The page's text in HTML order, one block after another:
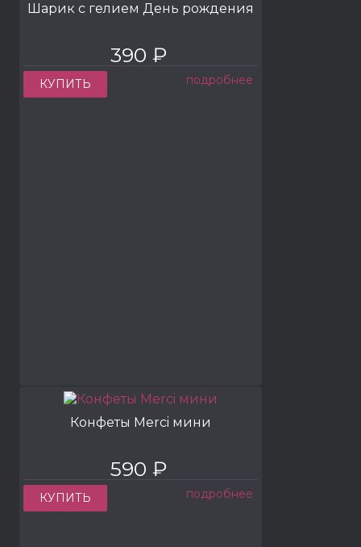
Шарик с гелием День рождения
390 ₽
КУПИТЬ подробнее
Конфеты Merci мини
590 ₽
КУПИТЬ подробнее